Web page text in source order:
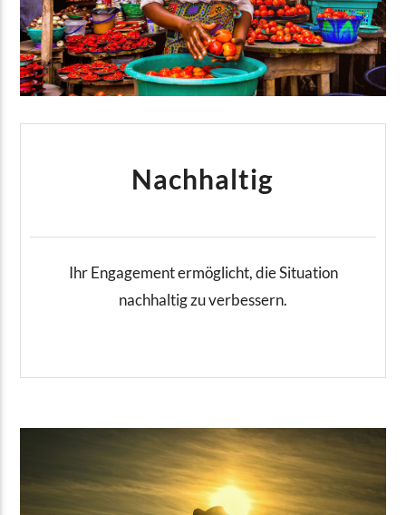
Nachhaltig
Ihr Engagement ermöglicht, die Situation
nachhaltig zu verbessern.